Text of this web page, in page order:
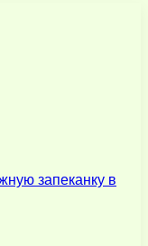
запеканку в